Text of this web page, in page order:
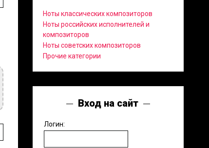
Ноты классических композиторов
Ноты российских исполнителей и
композиторов
Ноты советских композиторов
Прочие категории
Вход на сайт
Логин: